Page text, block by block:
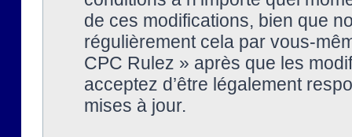
de ces modifications, bien que
régulièrement cela par vous-
CPC Rulez » après que les
acceptez d’être légalement
mises à jour.